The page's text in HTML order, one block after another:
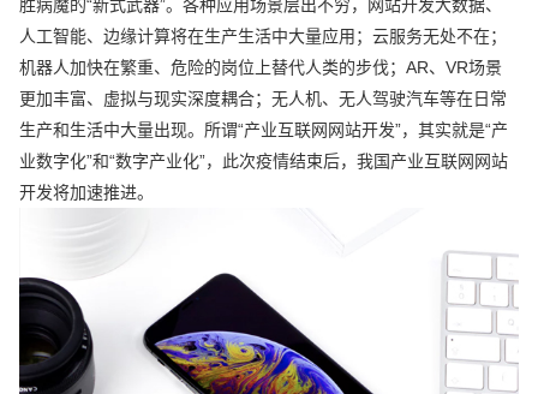
胜病魔的“新式武器”。各种应用场景层出不穷，网站开发大数据、
人工智能、边缘计算将在生产生活中大量应用；云服务无处不在；
机器人加快在繁重、危险的岗位上替代人类的步伐；AR、VR场景
更加丰富、虚拟与现实深度耦合；无人机、无人驾驶汽车等在日常
生产和生活中大量出现。所谓“产业互联网网站开发”，其实就是“产
业数字化”和“数字产业化”，此次疫情结束后，我国产业互联网网站
开发将加速推进。